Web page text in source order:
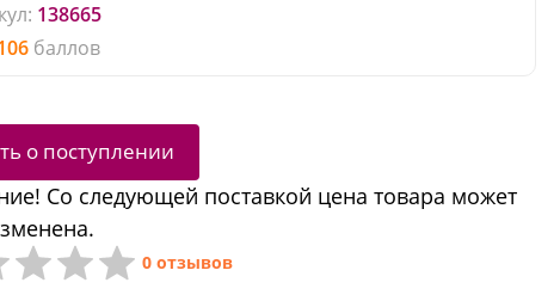
138665
баллов
о поступлении
Со следующей поставкой цена товара может
0 отзывов